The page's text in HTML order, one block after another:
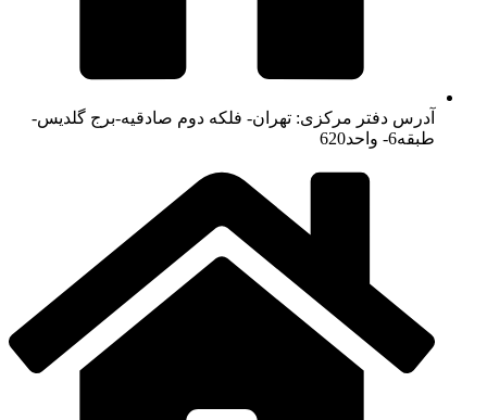
آدرس دفتر مرکزی: تهران- فلکه دوم صادقیه-برج گلدیس-
طبقه6- واحد620